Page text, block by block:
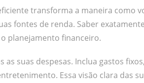
transforma a maneira como
fontes de renda. Saber
planejamento financeiro.
as suas despesas. Inclua gastos
Essa visão clara das